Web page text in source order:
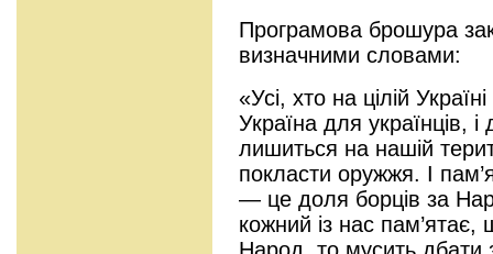
Програмова брошура
визначними словами:
«Усі, хто на цілій
Україна для українців,
лишиться на нашій
покласти оружжя. І
— це доля борців за
кожний із нас пам’ятає,